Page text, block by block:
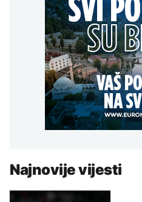
Najnovije vijesti